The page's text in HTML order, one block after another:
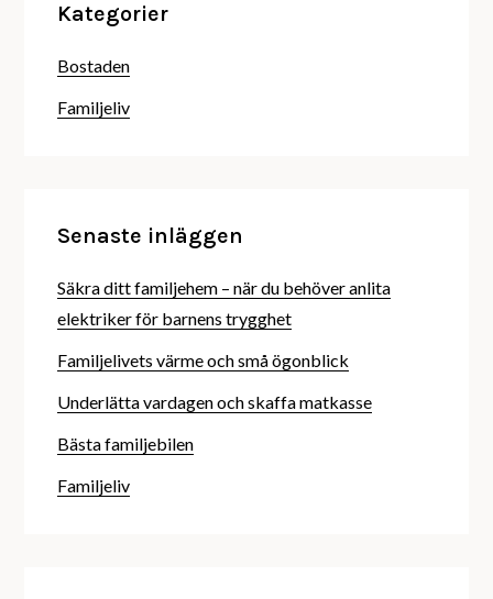
Kategorier
Bostaden
Familjeliv
Senaste inläggen
Säkra ditt familjehem – när du behöver anlita
elektriker för barnens trygghet
Familjelivets värme och små ögonblick
Underlätta vardagen och skaffa matkasse
Bästa familjebilen
Familjeliv